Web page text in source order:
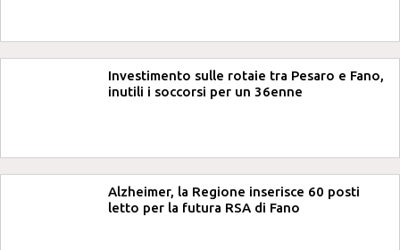
Investimento sulle rotaie tra Pesaro e Fano,
inutili i soccorsi per un 36enne
Alzheimer, la Regione inserisce 60 posti
letto per la futura RSA di Fano